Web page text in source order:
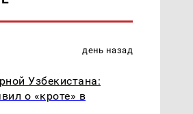
день назад
Узбекистана:
о «кроте» в